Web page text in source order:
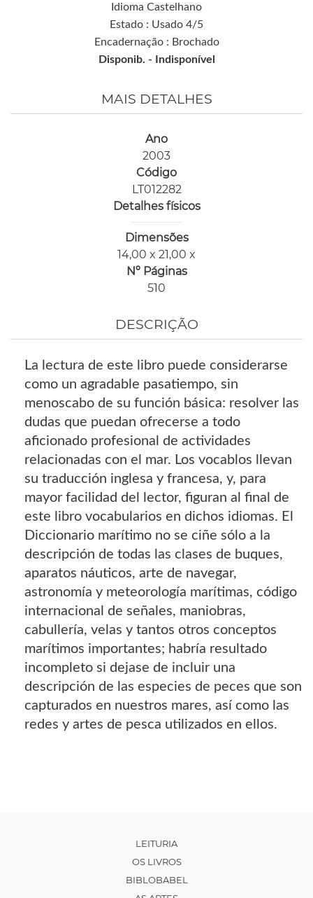
Idioma Castelhano
Estado : Usado 4/5
Encadernação : Brochado
Disponib. - Indisponível
MAIS DETALHES
Ano
2003
Código
LT012282
Detalhes físicos
Dimensões
14,00 x 21,00 x
Nº Páginas
510
DESCRIÇÃO
La lectura de este libro puede considerarse
como un agradable pasatiempo, sin
menoscabo de su función básica: resolver las
dudas que puedan ofrecerse a todo
aficionado profesional de actividades
relacionadas con el mar. Los vocablos llevan
su traducción inglesa y francesa, y, para
mayor facilidad del lector, figuran al final de
este libro vocabularios en dichos idiomas. El
Diccionario marítimo no se ciñe sólo a la
descripción de todas las clases de buques,
aparatos náuticos, arte de navegar,
astronomía y meteorología marítimas, código
internacional de señales, maniobras,
cabullería, velas y tantos otros conceptos
marítimos importantes; habría resultado
incompleto si dejase de incluir una
descripción de las especies de peces que son
capturados en nuestros mares, así como las
redes y artes de pesca utilizados en ellos.
LEITURIA
OS LIVROS
BIBLOBABEL